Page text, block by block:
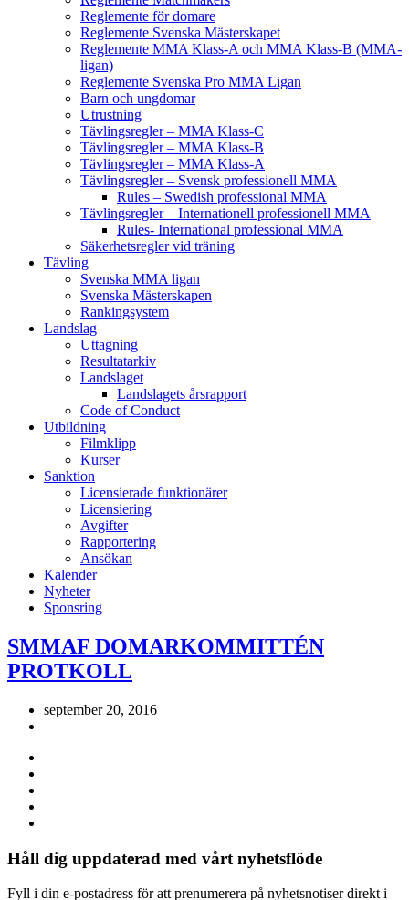
Reglemente för domare
Reglemente Svenska Mästerskapet
Reglemente MMA Klass-A och MMA Klass-B (MMA-
ligan)
Reglemente Svenska Pro MMA Ligan
Barn och ungdomar
Utrustning
Tävlingsregler – MMA Klass-C
Tävlingsregler – MMA Klass-B
Tävlingsregler – MMA Klass-A
Tävlingsregler – Svensk professionell MMA
Rules – Swedish professional MMA
Tävlingsregler – Internationell professionell MMA
Rules- International professional MMA
Säkerhetsregler vid träning
Tävling
Svenska MMA ligan
Svenska Mästerskapen
Rankingsystem
Landslag
Uttagning
Resultatarkiv
Landslaget
Landslagets årsrapport
Code of Conduct
Utbildning
Filmklipp
Kurser
Sanktion
Licensierade funktionärer
Licensiering
Avgifter
Rapportering
Ansökan
Kalender
Nyheter
Sponsring
SMMAF DOMARKOMMITTÉN
PROTKOLL
september 20, 2016
Håll dig uppdaterad med vårt nyhetsflöde
Fyll i din e-postadress för att prenumerera på nyhetsnotiser direkt i